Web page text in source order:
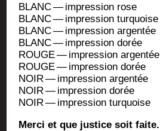
BLANC — impres­sion rose
BLANC — impres­sion turquoise
BLANC — impres­sion argentée
BLANC — impres­sion dorée
ROUGE — impres­sion argentée
ROUGE — impres­sion dorée
NOIR — impres­sion argentée
NOIR — impres­sion dorée
NOIR — impres­sion turquoise
Mer­ci et que jus­tice soit faite.